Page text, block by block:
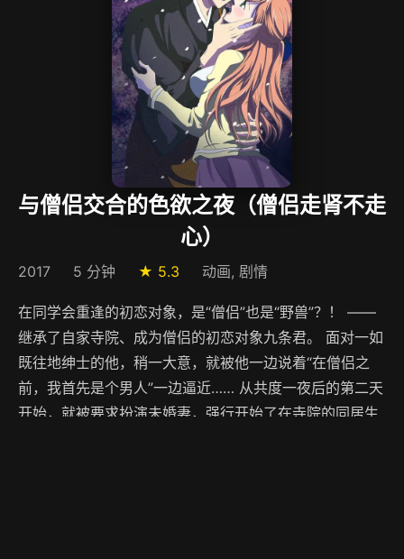
与僧侣交合的色欲之夜（僧侣走肾不走
心）
2017 5 分钟 ★ 5.3 动画, 剧情
在同学会重逢的初恋对象，是“僧侣”也是“野兽”？！ ——
继承了自家寺院、成为僧侣的初恋对象九条君。 面对一如
既往地绅士的他，稍一大意，就被他一边说着“在僧侣之
前，我首先是个男人”一边逼近…… 从共度一夜后的第二天
开始，就被要求扮演未婚妻，强行开始了在寺院的同居生